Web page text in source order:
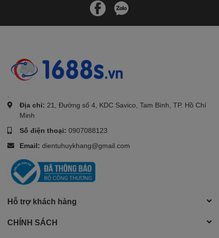
Địa chỉ: 21, Đường số 4, KDC Savico, Tam Bình, TP. Hồ Chí
Minh
Số điện thoại: 0907088123
Email: dientuhuykhang@gmail.com
Hỗ trợ khách hàng
CHÍNH SÁCH